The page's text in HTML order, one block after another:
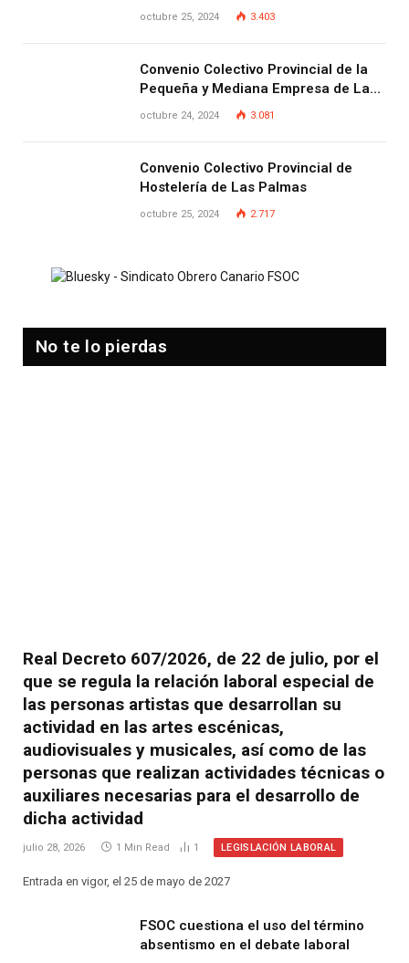
Provincia de Las Palmas
octubre 25, 2024 3.403
Convenio Colectivo Provincial de la
Pequeña y Mediana Empresa de Las
Palmas.
octubre 24, 2024 3.081
Convenio Colectivo Provincial de
Hostelería de Las Palmas
octubre 25, 2024 2.717
No te lo pierdas
Real Decreto 607/2026, de 22 de julio, por el
que se regula la relación laboral especial de
las personas artistas que desarrollan su
actividad en las artes escénicas,
audiovisuales y musicales, así como de las
personas que realizan actividades técnicas o
auxiliares necesarias para el desarrollo de
dicha actividad
julio 28, 2026 1 Min Read 1 LEGISLACIÓN LABORAL
Entrada en vigor, el 25 de mayo de 2027
FSOC cuestiona el uso del término
absentismo en el debate laboral